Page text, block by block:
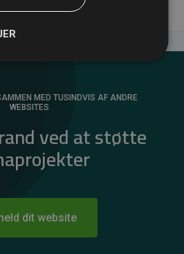
MED TUSINDVIS AF ANDRE
WEBSITES
ved at støtte
dit website